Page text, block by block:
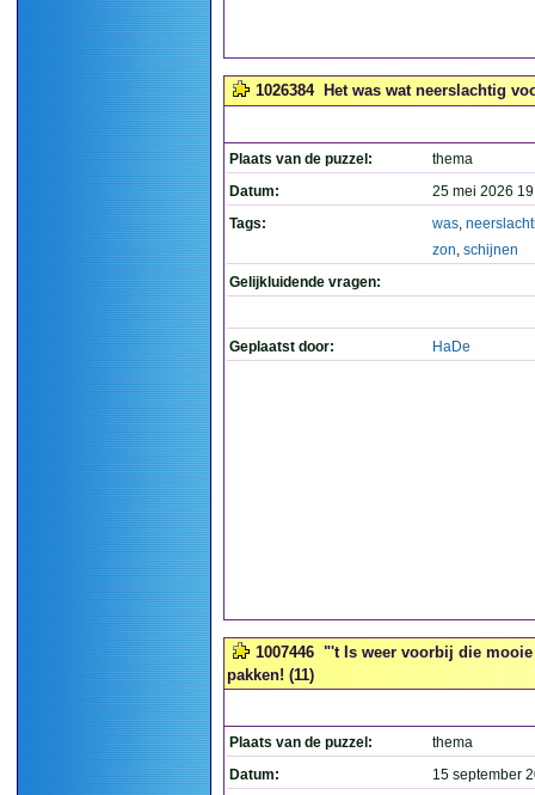
1026384 Het was wat neerslachtig
Plaats van de puzzel:
thema
Datum:
25 mei 2026
Tags:
was,
zon, schijnen
Gelijkluidende vragen:
Geplaatst door: HaDe
1007446 "'t Is weer voorbij die
pakken! (11)
Plaats van de puzzel:
thema
Datum:
15 september